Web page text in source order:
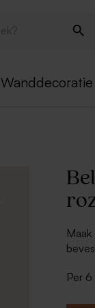
Wanddecoratie
Per 6